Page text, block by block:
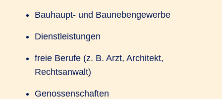
Bauhaupt- und Baunebengewerbe
Dienstleistungen
freie Berufe (z. B. Arzt, Architekt,
Rechtsanwalt)
Genossenschaften